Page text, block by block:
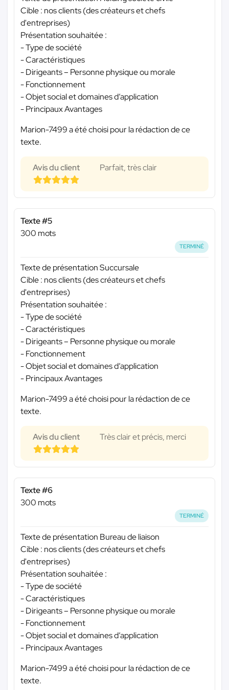
Cible : nos clients (des créateurs et chefs
d'entreprises)
Présentation souhaitée :
- Type de société
- Caractéristiques
- Dirigeants – Personne physique ou morale
- Fonctionnement
- Objet social et domaines d’application
- Principaux Avantages
Marion-7499 a été choisi pour la rédaction de ce
texte.
Avis du client Parfait, très clair
Texte #5
300 mots
TERMINÉ
Texte de présentation Succursale
Cible : nos clients (des créateurs et chefs
d'entreprises)
Présentation souhaitée :
- Type de société
- Caractéristiques
- Dirigeants – Personne physique ou morale
- Fonctionnement
- Objet social et domaines d’application
- Principaux Avantages
Marion-7499 a été choisi pour la rédaction de ce
texte.
Avis du client Très clair et précis, merci
Texte #6
300 mots
TERMINÉ
Texte de présentation Bureau de liaison
Cible : nos clients (des créateurs et chefs
d'entreprises)
Présentation souhaitée :
- Type de société
- Caractéristiques
- Dirigeants – Personne physique ou morale
- Fonctionnement
- Objet social et domaines d’application
- Principaux Avantages
Marion-7499 a été choisi pour la rédaction de ce
texte.